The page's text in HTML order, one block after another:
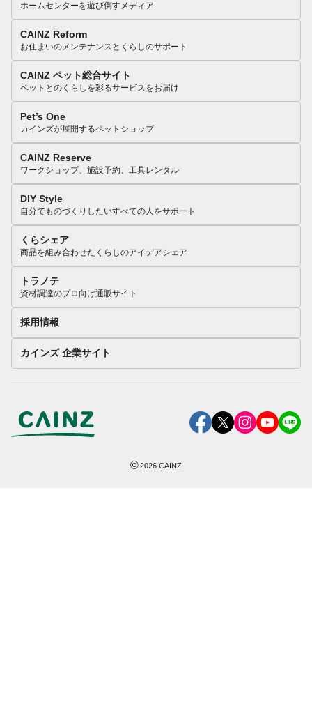
ホームセンターを遊び倒すメディア
CAINZ Reform
お住まいのメンテナンスとくらしのサポート
CAINZ ペット総合サイト
ペットとのくらしを彩るサービスをお届け
Pet’s One
カインズが展開するペットショップ
CAINZ Reserve
ワークショップ、施設予約、工具レンタル
DIY Style
自分でものづくりしたいすべての人をサポート
くらシェア
商品を組み合わせたくらしのアイデアシェア
トラノテ
資材調達のプロ向け通販サイト
採用情報
カインズ 企業サイト
©2026 CAINZ